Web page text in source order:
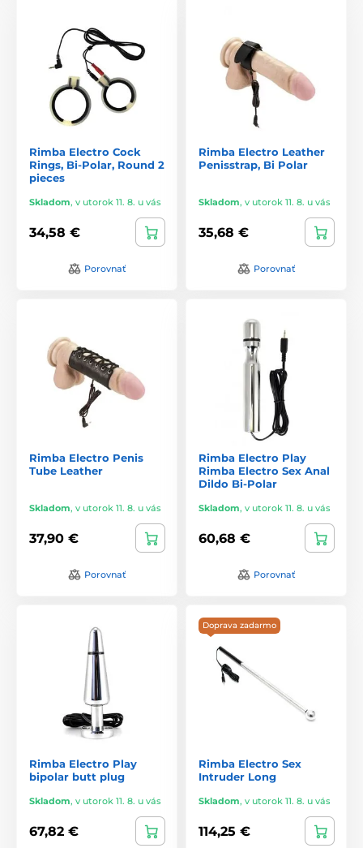
Rimba Electro Cock
Rings, Bi-Polar, Round 2
pieces
Skladom, v utorok 11. 8. u vás
34,58 €
Porovnať
Rimba Electro Leather
Penisstrap, Bi Polar
Skladom, v utorok 11. 8. u vás
35,68 €
Porovnať
Rimba Electro Penis
Tube Leather
Skladom, v utorok 11. 8. u vás
37,90 €
Porovnať
Rimba Electro Play
Rimba Electro Sex Anal
Dildo Bi-Polar
Skladom, v utorok 11. 8. u vás
60,68 €
Porovnať
Rimba Electro Play
bipolar butt plug
Skladom, v utorok 11. 8. u vás
67,82 €
Doprava zadarmo
Rimba Electro Sex
Intruder Long
Skladom, v utorok 11. 8. u vás
114,25 €